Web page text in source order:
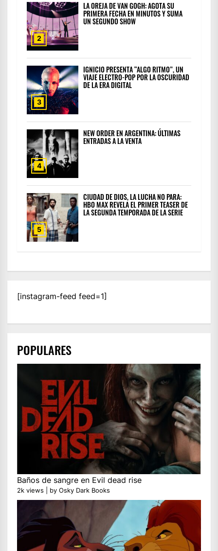
2
LA OREJA DE VAN GOGH: AGOTA SU
PRIMERA FECHA EN MINUTOS Y SUMA
UN SEGUNDO SHOW
3
IGNICIO PRESENTA “ALGO RITMO”, UN
VIAJE ELECTRO-POP POR LA OSCURIDAD
DE LA ERA DIGITAL
4
NEW ORDER EN ARGENTINA: ÚLTIMAS
ENTRADAS A LA VENTA
5
CIUDAD DE DIOS, LA LUCHA NO PARA:
HBO MAX REVELA EL PRIMER TEASER DE
LA SEGUNDA TEMPORADA DE LA SERIE
[instagram-feed feed=1]
POPULARES
Baños de sangre en Evil dead rise
2k views by Osky Dark Books